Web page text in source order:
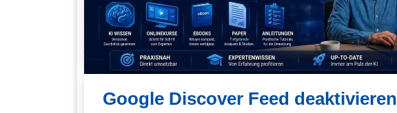
Google Discover Feed deaktivieren